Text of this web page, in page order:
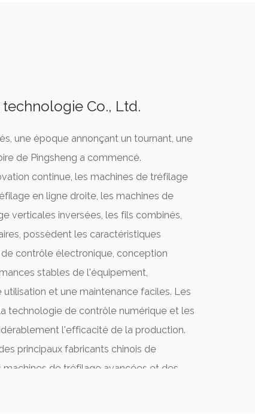
Co., Ltd.
une époque annonçant un tournant, une
de Pingsheng a commencé.
continue, les machines de tréfilage
en ligne droite, les machines de
verticales inversées, les fils combinés,
possèdent les caractéristiques
contrôle électronique, conception
stables de l'équipement,
et une maintenance faciles. Les
technologie de contrôle numérique et les
l'efficacité de la production.
principaux fabricants chinois de
machines de tréfilage avancées et des